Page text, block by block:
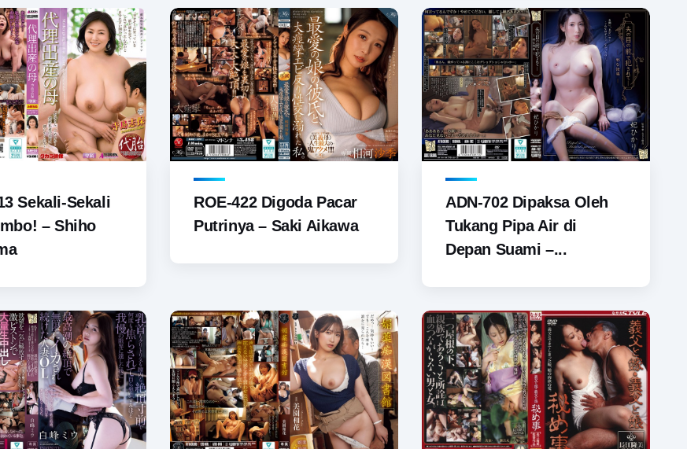
Sekali-Sekali
– Shiho
ROE-422 Digoda Pacar
Putrinya – Saki Aikawa
ADN-702 Dipaksa Oleh
Tukang Pipa Air di
Depan Suami –...